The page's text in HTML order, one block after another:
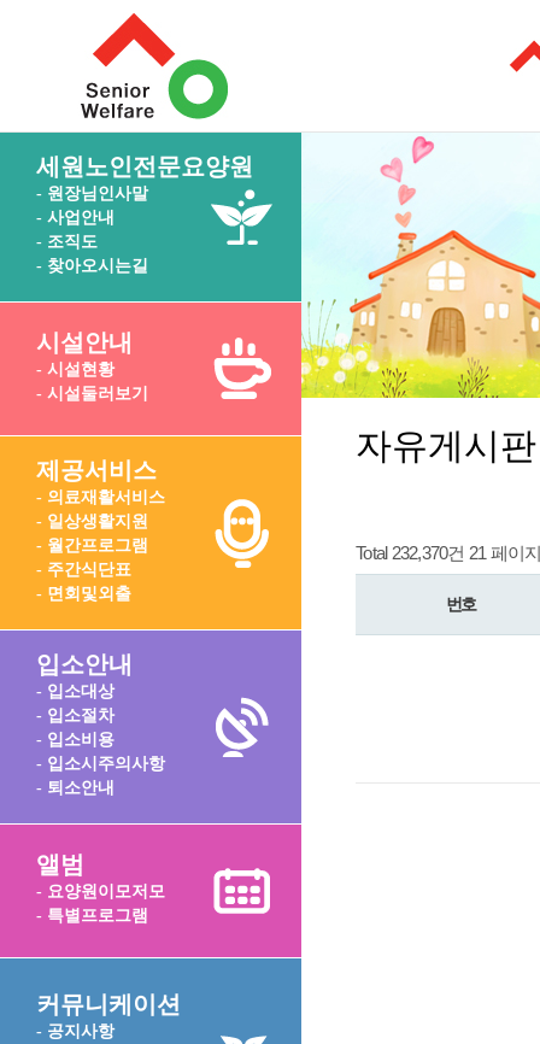
세원노인전문요양원
- 원장님인사말
- 사업안내
- 조직도
- 찾아오시는길
시설안내
- 시설현황
- 시설둘러보기
제공서비스
- 의료재활서비스
- 일상생활지원
- 월간프로그램
- 주간식단표
- 면회및외출
입소안내
- 입소대상
- 입소절차
- 입소비용
- 입소시주의사항
- 퇴소안내
앨범
- 요양원이모저모
- 특별프로그램
커뮤니케이션
- 공지사항
자유게시판
Total 232,370건 21 페이
번호